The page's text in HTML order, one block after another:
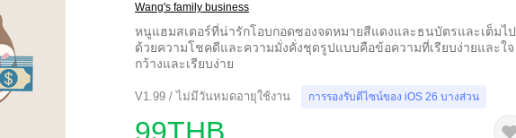
Wang's family business
หนูแฮมสเตอร์ที่น่ารักโอบกอดซองจดหมายสีแดงและธนบัตรและเต็มไป
ด้วยความโชคดีและความมั่งคั่งชุดรูปแบบคือข้อความที่เรียบง่ายและใจ
กว้างและเรียบง่าย
V1.99 / ไม่มีวันหมดอายุใช้งาน การรองรับดีไซน์ของ iOS 26 บางส่วน